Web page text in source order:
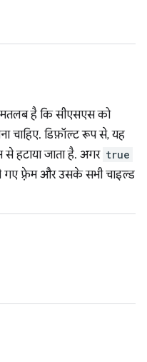
है कि सीएसएस को
चाहिए. डिफ़ॉल्ट रूप से, यह
से हटाया जाता है. अगर true
गए फ़्रेम और उसके सभी चाइल्ड